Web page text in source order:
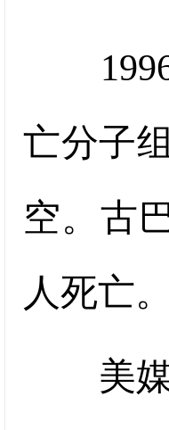
1996
亡分子
空。古
人死亡。
美媒